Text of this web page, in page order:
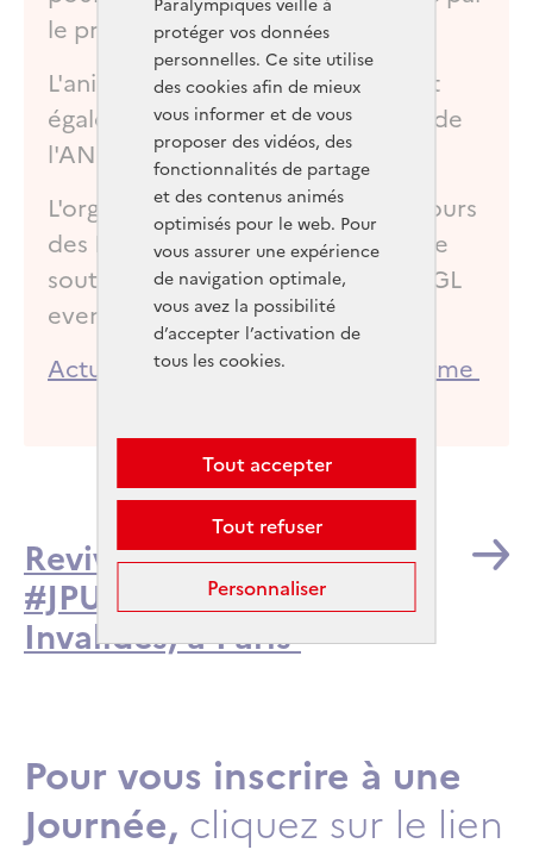
protéger vos données
personnelles. Ce site utilise
des cookies afin de mieux
vous informer et de vous
proposer des vidéos, des
fonctionnalités de partage
et des contenus animés
optimisés pour le web. Pour
vous assurer une expérience
de navigation optimale,
vous avez la possibilité
d’accepter l’activation de
tous les cookies.
Tout accepter
Tout refuser
Personnaliser
le professeur François Carré.
L'animation et la coordination sont
également réalisées grâce à l'aide de
l'ANESTAPS.
L'organisation reçoit enfin le concours
des DRAJES et des ARS, ainsi que le
soutien de Harmonie Mutuelle et GL
events.
Actualités - Pour une France en forme
Revivez la première
#JPUFEF le 10 avril aux
Invalides, à Paris
Pour vous inscrire à une
Journée, cliquez sur le lien